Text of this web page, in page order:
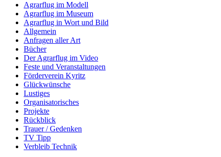
Agrarflug im Modell
Agrarflug im Museum
Agrarflug in Wort und Bild
Allgemein
Anfragen aller Art
Bücher
Der Agrarflug im Video
Feste und Veranstaltungen
Förderverein Kyritz
Glückwünsche
Lustiges
Organisatorisches
Projekte
Rückblick
Trauer / Gedenken
TV Tipp
Verbleib Technik